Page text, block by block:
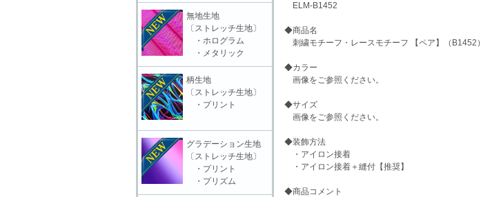
ELM-B1452
◆商品名
刺繍モチーフ・レースモチーフ 【ペア】（B1452）
◆カラー
画像をご参照ください。
◆サイズ
画像をご参照ください。
◆装飾方法
・アイロン接着
・アイロン接着＋縫付【推奨】
◆商品コメント
無地生地
〔ストレッチ生地〕
・ホログラム
・メタリック
柄生地
〔ストレッチ生地〕
・プリント
グラデーション生地
〔ストレッチ生地〕
・プリント
・プリズム